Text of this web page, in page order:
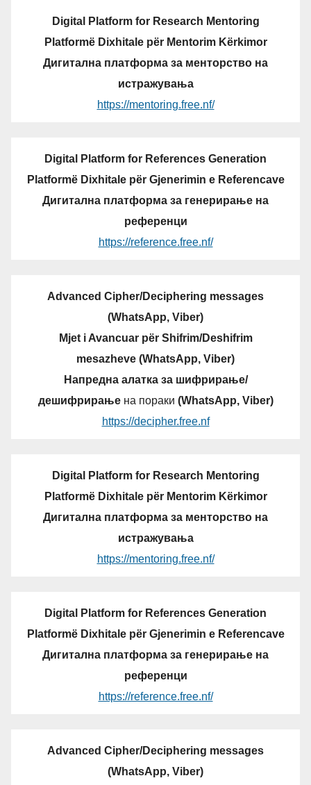
Digital Platform for Research Mentoring
Platformë Dixhitale për Mentorim Kërkimor
Дигитална платформа за менторство на
истражувања
https://mentoring.free.nf/
Digital Platform for References Generation
Platformë Dixhitale për Gjenerimin e Referencave
Дигитална платформа за генерирање на
референци
https://reference.free.nf/
Advanced Cipher/Deciphering messages
(WhatsApp, Viber)
Mjet i Avancuar për Shifrim/Deshifrim
mesazheve (WhatsApp, Viber)
Напредна алатка за шифрирање/
дешифрирањена пораки (WhatsApp, Viber)
https://decipher.free.nf
Digital Platform for Research Mentoring
Platformë Dixhitale për Mentorim Kërkimor
Дигитална платформа за менторство на
истражувања
https://mentoring.free.nf/
Digital Platform for References Generation
Platformë Dixhitale për Gjenerimin e Referencave
Дигитална платформа за генерирање на
референци
https://reference.free.nf/
Advanced Cipher/Deciphering messages
(WhatsApp, Viber)